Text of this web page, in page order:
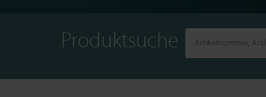
Produktsuche